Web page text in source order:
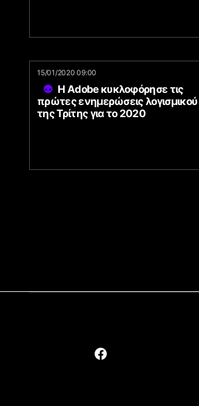
15/01/2020 09:00
Η Adobe κυκλοφόρησε τις
πρώτες ενημερώσεις λογισμικού
της Τρίτης για το 2020